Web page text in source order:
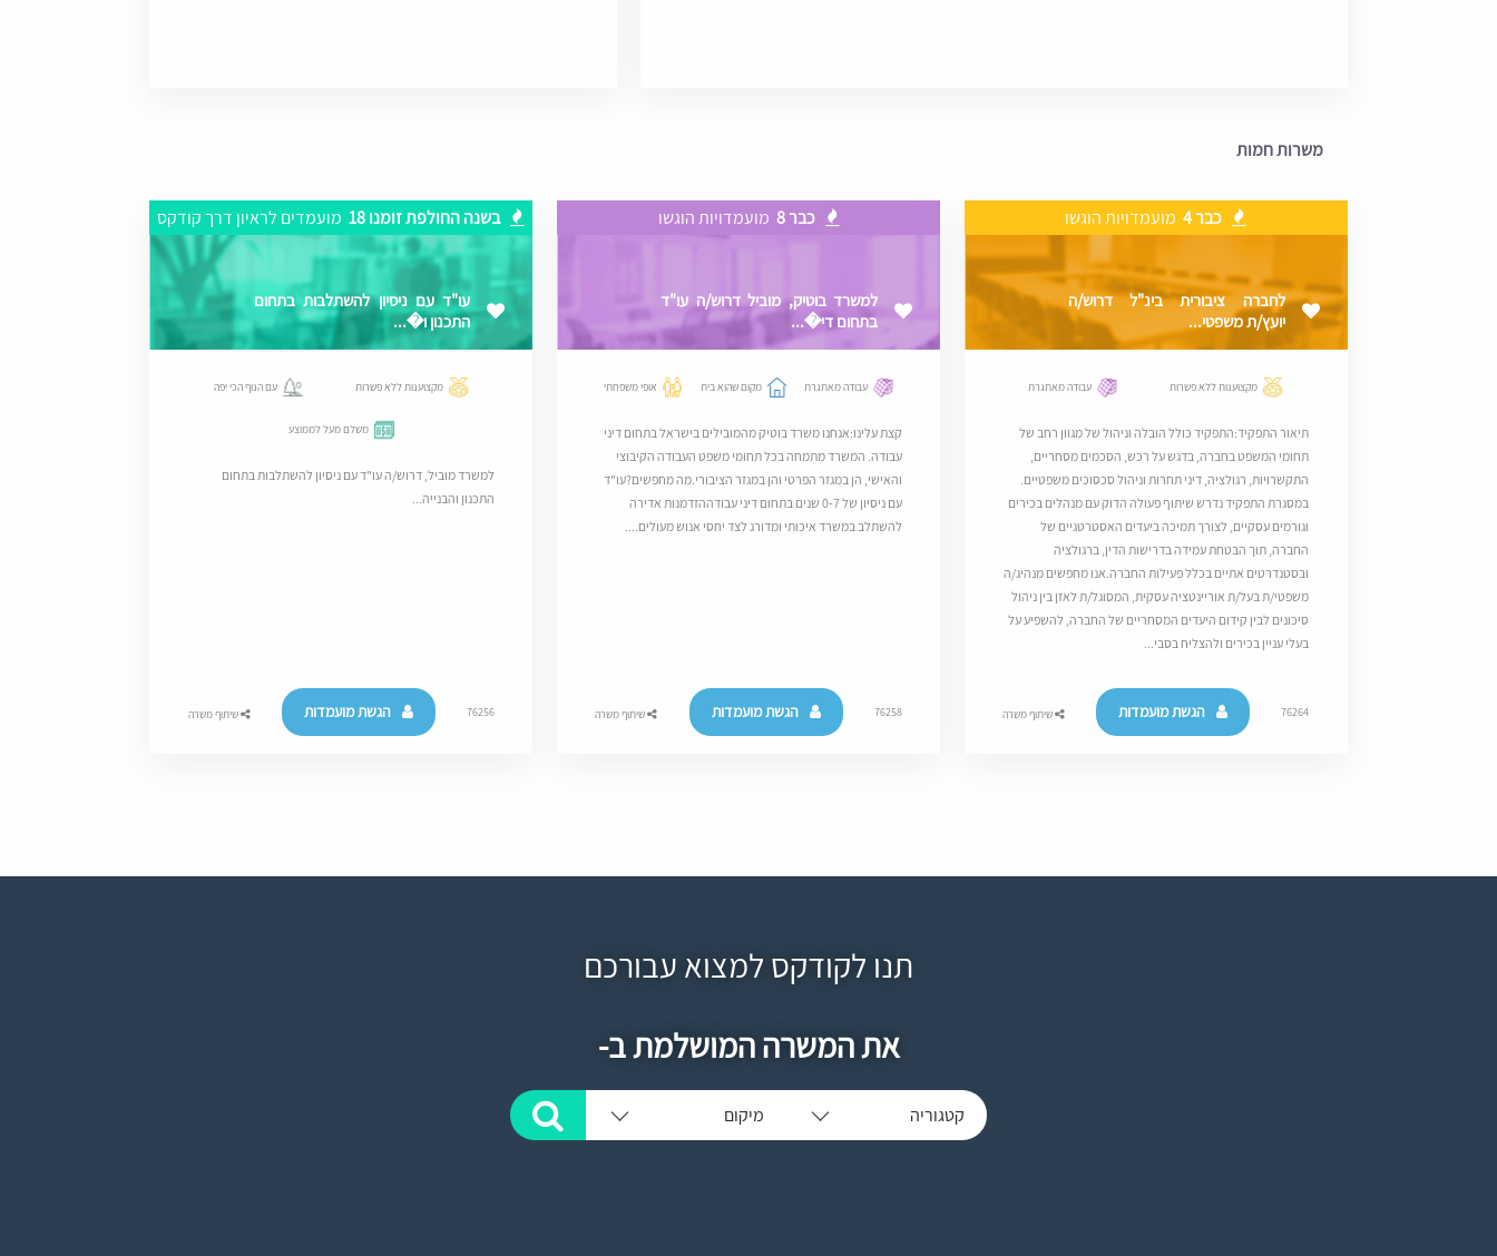
משרות חמות
כבר 4 מועמדויות הוגשו
לחברה ציבורית בינ"ל דרוש/ה
יועץ/ת משפטי...
מקצוענות ללא פשרות עבודה מאתגרת
תיאור התפקיד:התפקיד כולל הובלה וניהול של מגוון רחב של
תחומי המשפט בחברה, בדגש על רכש, הסכמים מסחריים,
התקשרויות, רגולציה, דיני תחרות וניהול סכסוכים משפטיים.
במסגרת התפקיד נדרש שיתוף פעולה הדוק עם מנהלים בכירים
וגורמים עסקיים, לצורך תמיכה ביעדים האסטרטגיים של
החברה, תוך הבטחת עמידה בדרישות הדין, ברגולציה
ובסטנדרטים אתיים בכלל פעילות החברה.אנו מחפשים מנהיג/ה
משפטי/ת בעל/ת אוריינטציה עסקית, המסוגל/ת לאזן בין ניהול
סיכונים לבין קידום היעדים המסחריים של החברה, להשפיע על
בעלי עניין בכירים ולהצליח בסבי...
76264 הגשת מועמדות שיתוף משרה
כבר 8 מועמדויות הוגשו
למשרד בוטיק, מוביל דרוש/ה עו"ד
בתחום די�...
עבודה מאתגרת מקום שהוא בית אופי משפחתי
קצת עלינו:אנחנו משרד בוטיק מהמובילים בישראל בתחום דיני
עבודה. המשרד מתמחה בכל תחומי משפט העבודה הקיבוצי
והאישי, הן במגזר הפרטי והן במגזר הציבורי.מה מחפשים?עו"ד
עם ניסיון של 0-7 שנים בתחום דיני עבודההזדמנות אדירה
להשתלב במשרד איכותי ומדורג לצד יחסי אנוש מעולים....
76258 הגשת מועמדות שיתוף משרה
בשנה החולפת זומנו 18 מועמדים לראיון דרך קודקס
עו"ד עם ניסיון להשתלבות בתחום
התכנון ו�...
מקצוענות ללא פשרות עם הנוף הכי יפה
משלם מעל לממוצע
למשרד מוביל, דרוש/ה עו"ד עם ניסיון להשתלבות בתחום
התכנון והבנייה...
76256 הגשת מועמדות שיתוף משרה
תנו לקודקס למצוא עבורכם
את המשרה המושלמת ב-
קטגוריה מיקום